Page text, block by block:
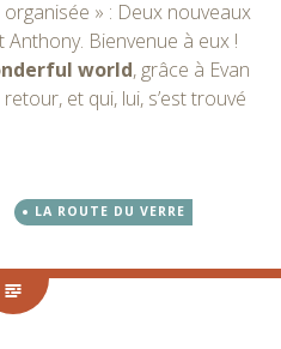
» : Deux nouveaux
Bienvenue à eux !
world, grâce à Evan
et qui, lui, s’est trouvé
LA ROUTE DU VERRE